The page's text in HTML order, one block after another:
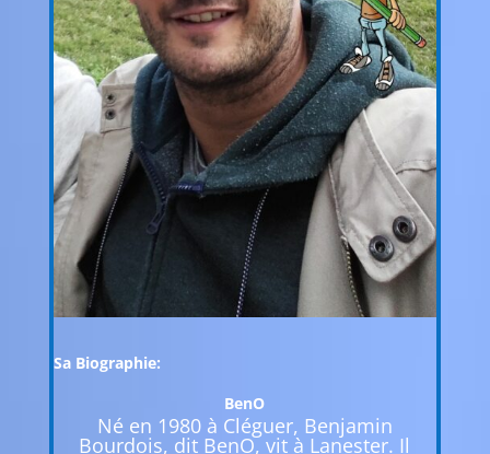
Sa Biographie:
BenO
Né en 1980 à Cléguer, Benjamin
Bourdois, dit BenO, vit à Lanester. Il